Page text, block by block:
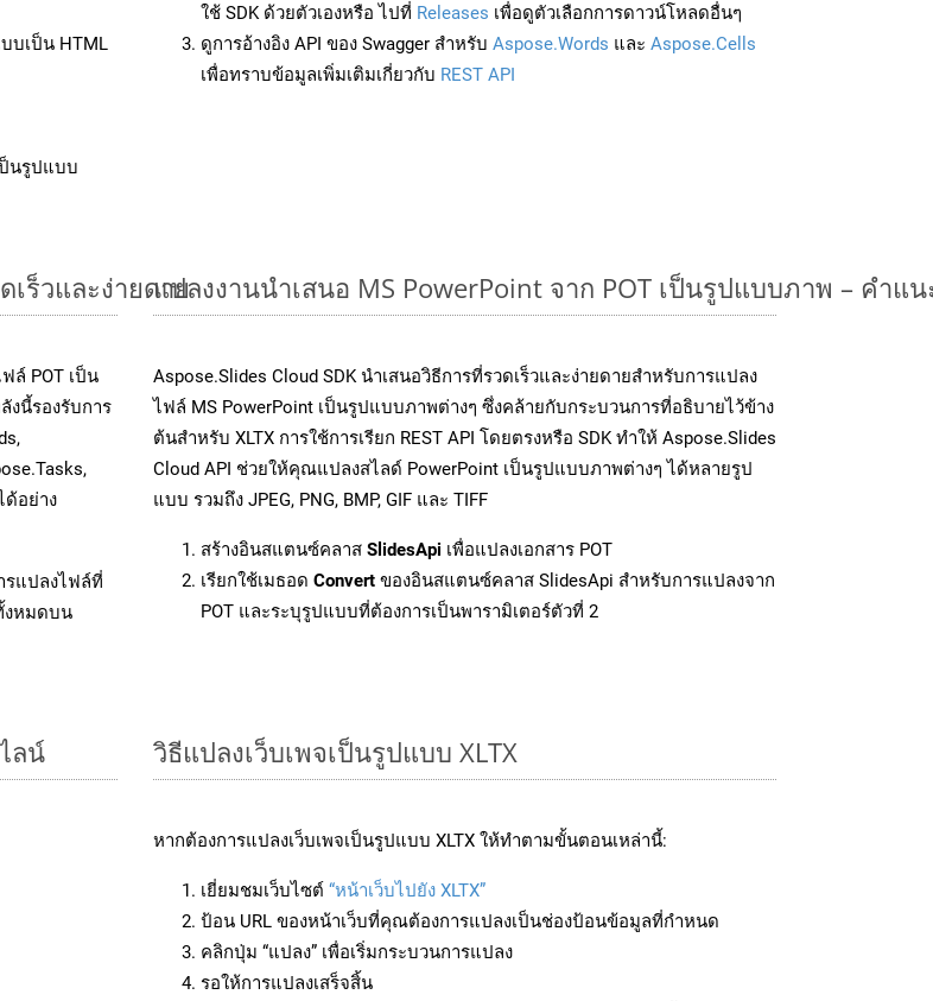
บเป็น HTML
นรูปแบบ
ใช้ SDK ด้วยตัวเองหรือ ไปที่ Releases เพื่อดูตัวเลือกการดาวน์โหลดอื่นๆ
ดูการอ้างอิง API ของ Swagger สำหรับ Aspose.Words และ Aspose.Cells
เพื่อทราบข้อมูลเพิ่มเติมเกี่ยวกับ REST API
เร็วและง่ายดาย
ล์ POT เป็น
งนี้รองรับการ
ด้อย่าง
รแปลงไฟล์ที่
งหมดบน
แปลงงานนำเสนอ MS PowerPoint จาก POT เป็นรูปแบบภาพ – คำแ
Aspose.Slides Cloud SDK นำเสนอวิธีการที่รวดเร็วและง่ายดายสำหรับการแปลง
ไฟล์ MS PowerPoint เป็นรูปแบบภาพต่างๆ ซึ่งคล้ายกับกระบวนการที่อธิบายไว้ข้าง
ต้นสำหรับ XLTX การใช้การเรียก REST API โดยตรงหรือ SDK ทำให้ Aspose.Slides
Cloud API ช่วยให้คุณแปลงสไลด์ PowerPoint เป็นรูปแบบภาพต่างๆ ได้หลายรูป
แบบ รวมถึง JPEG, PNG, BMP, GIF และ TIFF
สร้างอินสแตนซ์คลาส SlidesApi เพื่อแปลงเอกสาร POT
เรียกใช้เมธอด Convert ของอินสแตนซ์คลาส SlidesApi สำหรับการแปลงจาก
POT และระบุรูปแบบที่ต้องการเป็นพารามิเตอร์ตัวที่ 2
ลน์ วิธีแปลงเว็บเพจเป็นรูปแบบ XLTX
หากต้องการแปลงเว็บเพจเป็นรูปแบบ XLTX ให้ทำตามขั้นตอนเหล่านี้:
เยี่ยมชมเว็บไซต์ “หน้าเว็บไปยัง XLTX”
ป้อน URL ของหน้าเว็บที่คุณต้องการแปลงเป็นช่องป้อนข้อมูลที่กำหนด
คลิกปุ่ม “แปลง” เพื่อเริ่มกระบวนการแปลง
รอให้การแปลงเสร็จสิ้น